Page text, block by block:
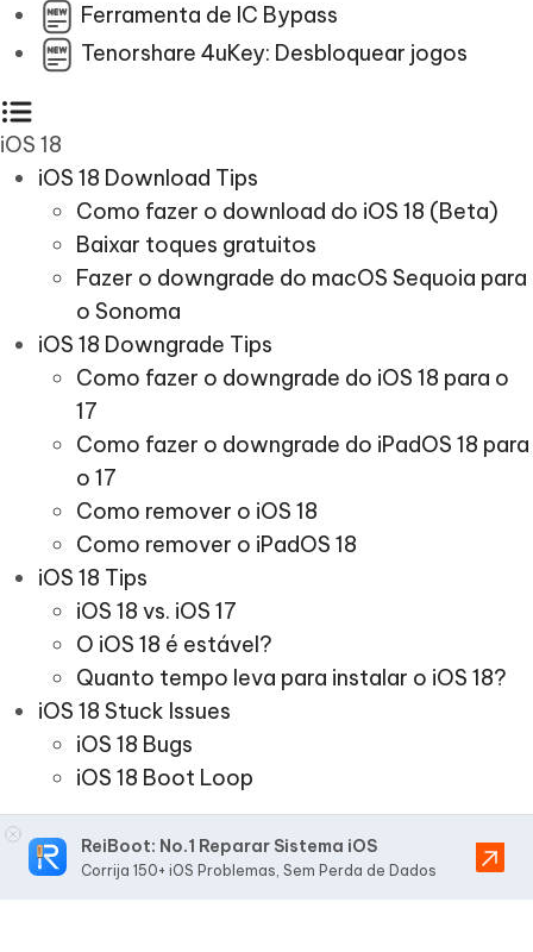
Ferramenta de IC Bypass
Tenorshare 4uKey: Desbloquear jogos
iOS 18
iOS 18 Download Tips
Como fazer o download do iOS 18 (Beta)
Baixar toques gratuitos
Fazer o downgrade do macOS Sequoia para
o Sonoma
iOS 18 Downgrade Tips
Como fazer o downgrade do iOS 18 para o
17
Como fazer o downgrade do iPadOS 18 para
o 17
Como remover o iOS 18
Como remover o iPadOS 18
iOS 18 Tips
iOS 18 vs. iOS 17
O iOS 18 é estável?
Quanto tempo leva para instalar o iOS 18?
iOS 18 Stuck Issues
iOS 18 Bugs
iOS 18 Boot Loop
ReiBoot: No.1 Reparar Sistema iOS
Corrija 150+ iOS Problemas, Sem Perda de Dados